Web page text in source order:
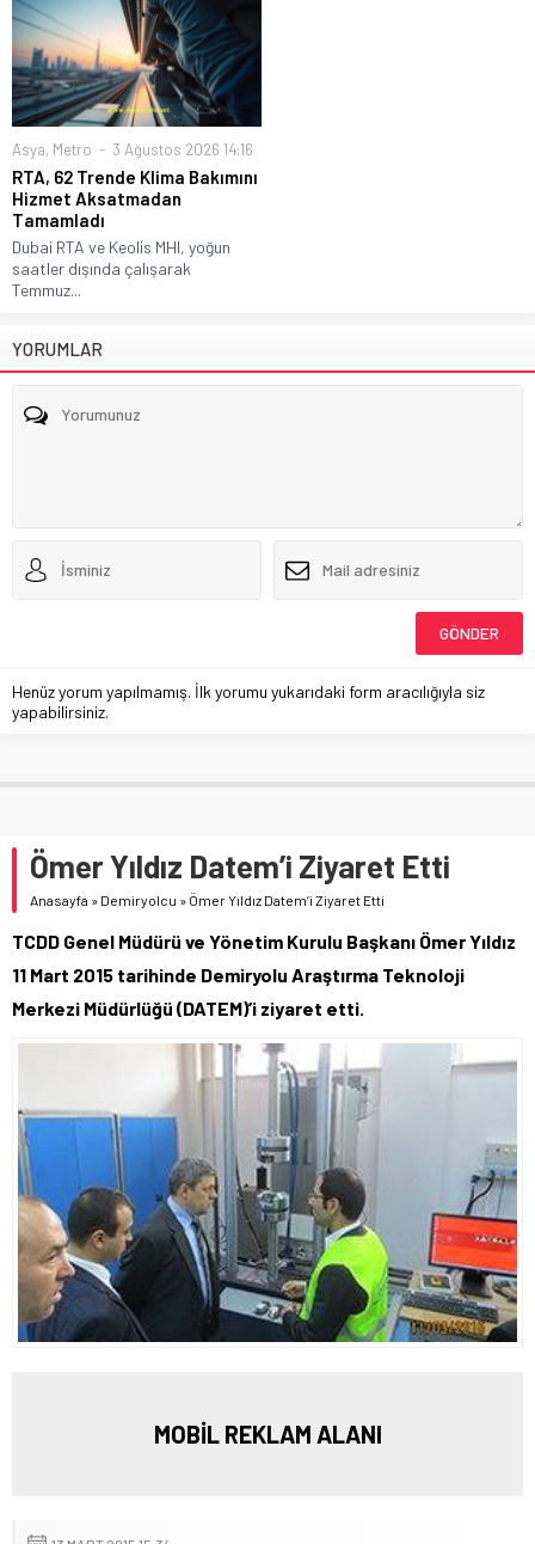
Asya, Metro 3 Ağustos 2026 14:16
RTA, 62 Trende Klima Bakımını
Hizmet Aksatmadan
Tamamladı
Dubai RTA ve Keolis MHI, yoğun
saatler dışında çalışarak
Temmuz...
YORUMLAR
Henüz yorum yapılmamış. İlk yorumu yukarıdaki form aracılığıyla siz
yapabilirsiniz.
Ömer Yıldız Datem’i Ziyaret Etti
Anasayfa » Demiryolcu » Ömer Yıldız Datem’i Ziyaret Etti
TCDD Genel Müdürü ve Yönetim Kurulu Başkanı Ömer Yıldız
11 Mart 2015 tarihinde Demiryolu Araştırma Teknoloji
Merkezi Müdürlüğü (DATEM)’i ziyaret etti.
MOBİL REKLAM ALANI